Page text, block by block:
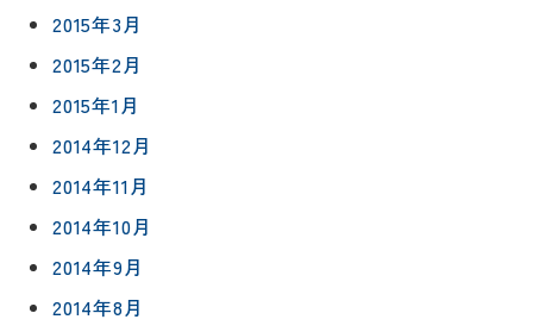
2015年3月
2015年2月
2015年1月
2014年12月
2014年11月
2014年10月
2014年9月
2014年8月